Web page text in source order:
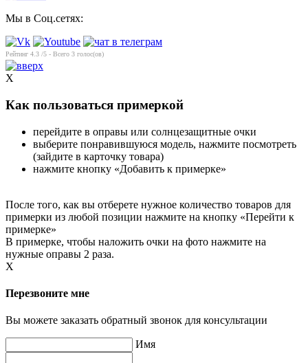
Мы в Соц.сетях:
Рейтинг 4.3 /5 - Всего 3 голос(ов)
X
Как пользоваться примеркой
перейдите в оправы или солнцезащитные очки
выберите понравившуюся модель, нажмите посмотреть
(зайдите в карточку товара)
нажмите кнопку «Добавить к примерке»
После того, как вы отберете нужное количество товаров для
примерки из любой позиции нажмите на кнопку «Перейти к
примерке»
В примерке, чтобы наложить очки на фото нажмите на
нужные оправы 2 раза.
X
Перезвоните мне
Вы можете заказать обратный звонок для консультации
Имя